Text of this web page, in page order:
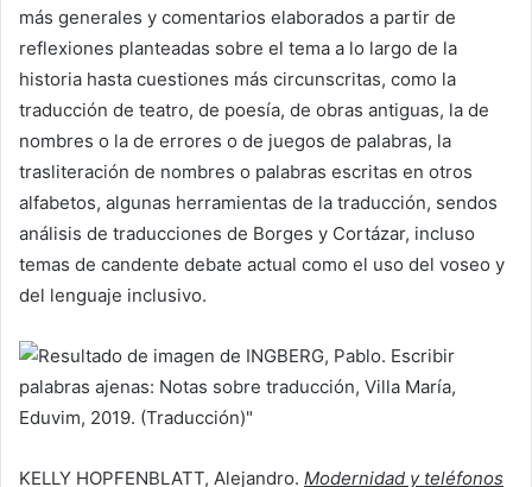
más generales y comentarios elaborados a partir de
reflexiones planteadas sobre el tema a lo largo de la
historia hasta cuestiones más circunscritas, como la
traducción de teatro, de poesía, de obras antiguas, la de
nombres o la de errores o de juegos de palabras, la
trasliteración de nombres o palabras escritas en otros
alfabetos, algunas herramientas de la traducción, sendos
análisis de traducciones de Borges y Cortázar, incluso
temas de candente debate actual como el uso del voseo y
del lenguaje inclusivo.
KELLY HOPFENBLATT, Alejandro. Modernidad y teléfonos